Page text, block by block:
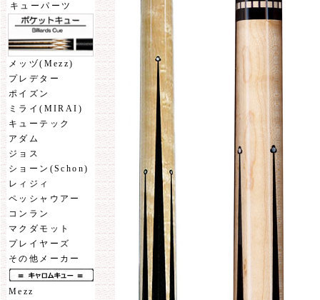
キューパーツ
メッヅ(Mezz)
プレデター
ポイズン
ミライ(MIRAI)
キューテック
アダム
ジョス
ショーン(Schon)
レィジィ
ペッシャウアー
コンラン
マクダモット
プレイヤーズ
その他メーカー
Mezz